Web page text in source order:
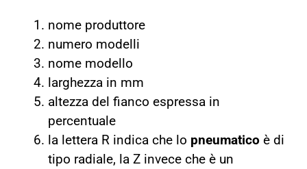
nome produttore
numero modelli
nome modello
larghezza in mm
altezza del fianco espressa in
percentuale
la lettera R indica che lo pneumatico è di
tipo radiale, la Z invece che è un